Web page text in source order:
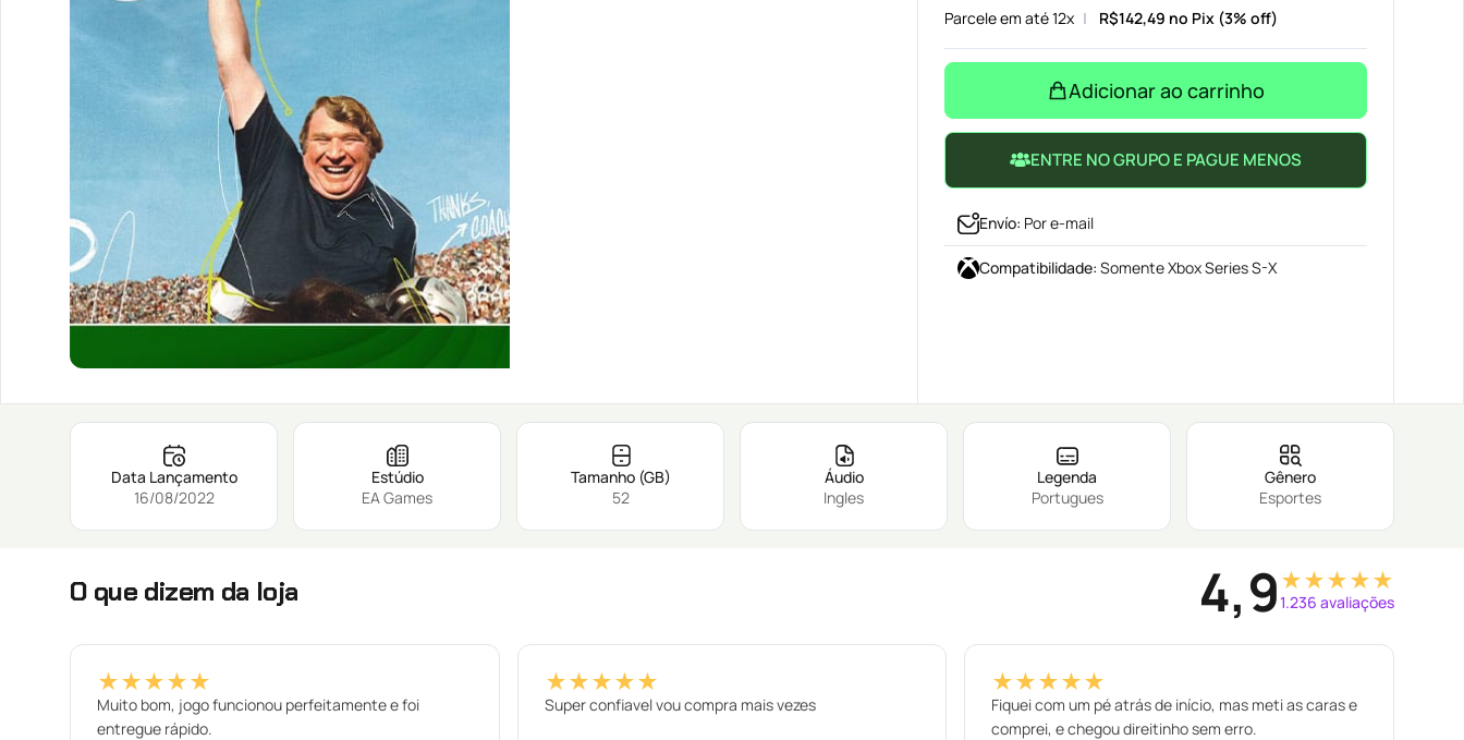
Parcele em até 12x R$142,49 no Pix (3% off)
Adicionar ao carrinho
ENTRE NO GRUPO E PAGUE MENOS
Envío: Por e-mail
Compatibilidade: Somente Xbox Series S-X
Data Lançamento
16/08/2022
Estúdio
EA Games
Tamanho (GB)
52
Áudio
Ingles
Legenda
Portugues
Gênero
Esportes
O que dizem da loja 4,9★★★★★
1.236 avaliações
★★★★★
Muito bom, jogo funcionou perfeitamente e foi
entregue rápido.
★★★★★
Super confiavel vou compra mais vezes
★★★★★
Fiquei com um pé atrás de início, mas meti as caras e
comprei, e chegou direitinho sem erro.